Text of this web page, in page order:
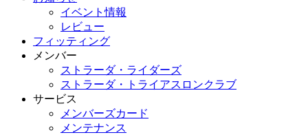
イベント情報
レビュー
フィッティング
メンバー
ストラーダ・ライダーズ
ストラーダ・トライアスロンクラブ
サービス
メンバーズカード
メンテナンス